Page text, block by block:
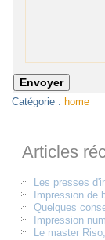
Catégorie : home
Articles
Les presses
Impression de
Quelques
Impression
Le master